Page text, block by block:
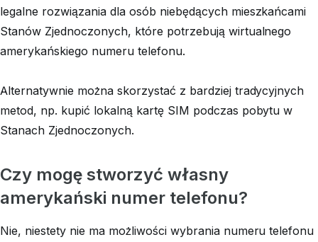
legalne rozwiązania dla osób niebędących mieszkańcami
Stanów Zjednoczonych, które potrzebują wirtualnego
amerykańskiego numeru telefonu.
Alternatywnie można skorzystać z bardziej tradycyjnych
metod, np. kupić lokalną kartę SIM podczas pobytu w
Stanach Zjednoczonych.
Czy mogę stworzyć własny
amerykański numer telefonu?
Nie, niestety nie ma możliwości wybrania numeru telefonu